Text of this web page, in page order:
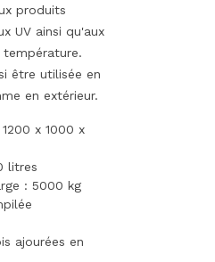
produits
UV ainsi qu'aux
être utilisée en
en extérieur.
x 1000 x
litres
: 5000 kg
ajourées en